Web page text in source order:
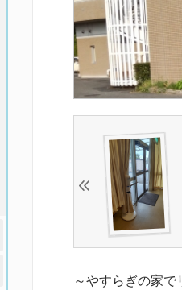
～やすらぎの家